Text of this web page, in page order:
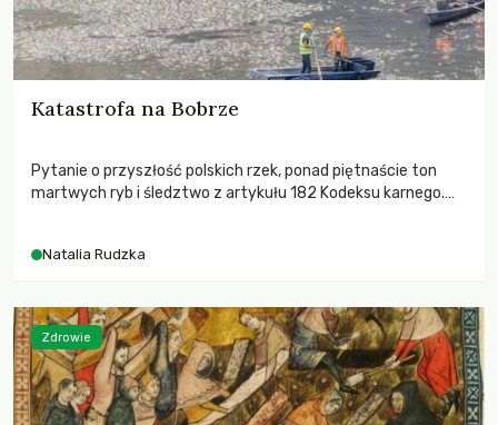
Katastrofa na Bobrze
Pytanie o przyszłość polskich rzek, ponad piętnaście ton
martwych ryb i śledztwo z artykułu 182 Kodeksu karnego.
zdarzeń prowadzących do biologicznej śmierci rzeki.
Natalia Rudzka
Zdrowie